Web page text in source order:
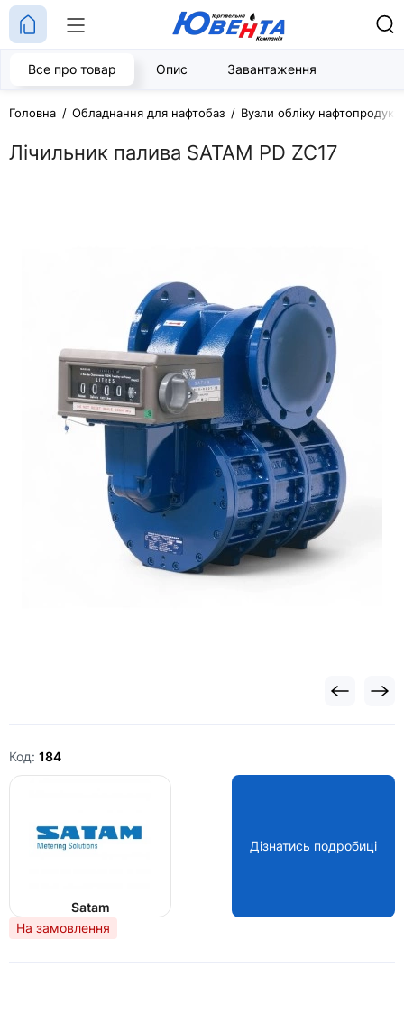
Головна Обладнання для нафтобаз Вузли обліку
Лічильник палива SATAM PD ZC17
Все про товар Опис Завантаження
Код: 184
Satam
Дізнатись подробиці
На замовлення